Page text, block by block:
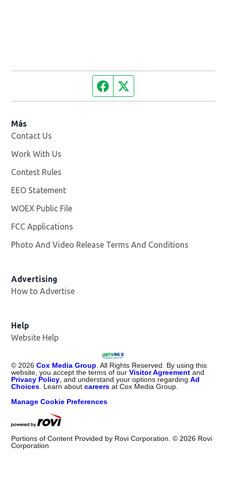
Facebook page
Más
Contact Us
Work With Us
Contest Rules
EEO Statement
WOEX Public File
FCC Applications
Photo And Video Release Terms And Conditions
Advertising
How to Advertise
Help
Website Help
©2026 Cox Media Group. All Rights Reserved. By using this
website, you accept the terms of ourVisitor Agreement and
Privacy Policy, and understand your options regardingAd
Choices. Learn aboutcareers at Cox Media Group.
Manage Cookie Preferences
Portions of Content Provided by Rovi Corporation. ©2026 Rovi
Corporation